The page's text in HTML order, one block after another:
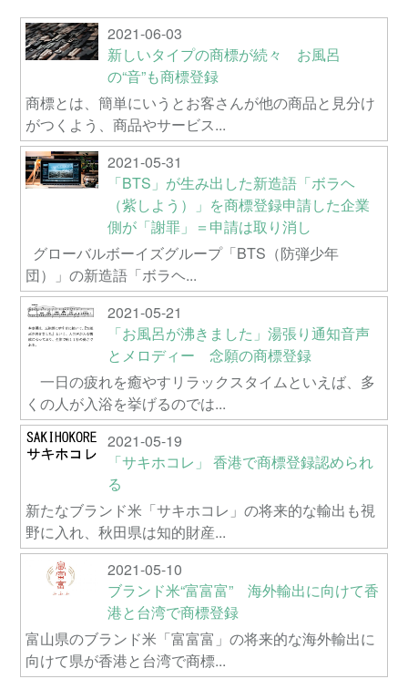
2021-06-03
新しいタイプの商標が続々 お風呂
の“音”も商標登録
商標とは、簡単にいうとお客さんが他の商品と見分け
がつくよう、商品やサービス...
2021-05-31
「BTS」が生み出した新造語「ボラヘ
（紫しよう）」を商標登録申請した企業
側が「謝罪」＝申請は取り消し
グローバルボーイズグループ「BTS（防弾少年
団）」の新造語「ボラヘ...
2021-05-21
「お風呂が沸きました」湯張り通知音声
とメロディー 念願の商標登録
一日の疲れを癒やすリラックスタイムといえば、多
くの人が入浴を挙げるのでは...
2021-05-19
「サキホコレ」 香港で商標登録認められ
る
新たなブランド米「サキホコレ」の将来的な輸出も視
野に入れ、秋田県は知的財産...
2021-05-10
ブランド米“富富富” 海外輸出に向けて香
港と台湾で商標登録
富山県のブランド米「富富富」の将来的な海外輸出に
向けて県が香港と台湾で商標...